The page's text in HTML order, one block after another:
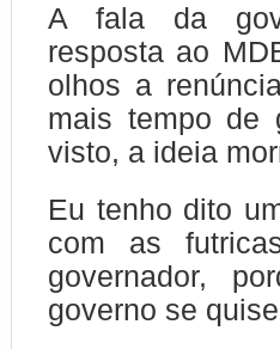
A fala da
resposta ao
olhos a
mais tempo de
visto, a ideia
Eu tenho dito
com as
governador,
governo se